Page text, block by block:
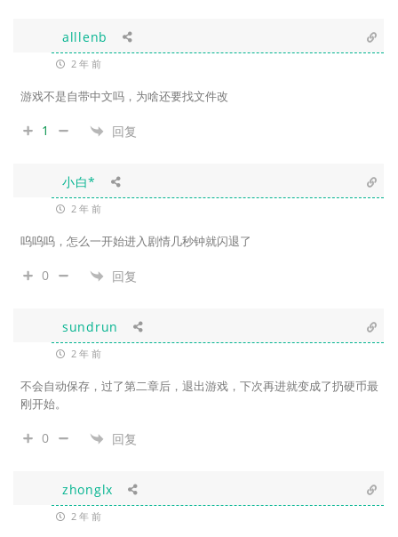
alllenb
2 年 前
游戏不是自带中文吗，为啥还要找文件改
1 回复
小白*
2 年 前
呜呜呜，怎么一开始进入剧情几秒钟就闪退了
0 回复
sundrun
2 年 前
不会自动保存，过了第二章后，退出游戏，下次再进就变成了扔硬币最
刚开始。
0 回复
zhonglx
2 年 前